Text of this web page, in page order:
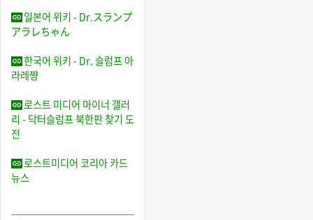
일본어 위키 - Dr.スランプ
アラレちゃん
한국어 위키 - Dr. 슬럼프 아
라레쨩
로스트 미디어 마이너 갤러
리 - 닥터슬럼프 북한판 찾기 도
전
로스트미디어 코리아 카드
뉴스